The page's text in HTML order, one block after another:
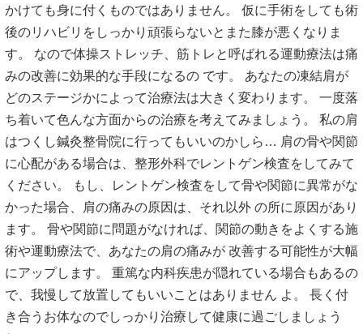
かけても身に付くものではありません。 仮に手術をしても術
後のリハビリをしっかり頑張らないとまた膝が悪くなりま
す。 なので体操ストレッチ、筋トレと呼ばれる運動療法は痛
みの改善に効果的な手段になるの です。 あなたの凍結肩が
どのステージかによって治療法は大きく変わります。 一度落
ち着いて色んな方面からの治療を考えてみましょう。 私の肩
はつくし鍼灸整骨院に行ってもいいのかしら… 肩の骨や関節
に心配がある場合は、整形外科でレントゲン検査をしてみて
ください。 もし、レントゲン検査をして骨や関節に異常がな
かった場合、肩の痛みの原因は、それ以外 の所に原因があり
ます。 骨や関節に問題がなければ、関節の動きをよくする施
術や運動療法で、あなたの肩の痛みが 改善する可能性が大幅
にアップします。 重篤な内科疾患が隠れている場合もあるの
で、我慢して放置してもいいことはありません よ。 長く付
き合うお体なのでしっかり治療して健康に過ごしましょう